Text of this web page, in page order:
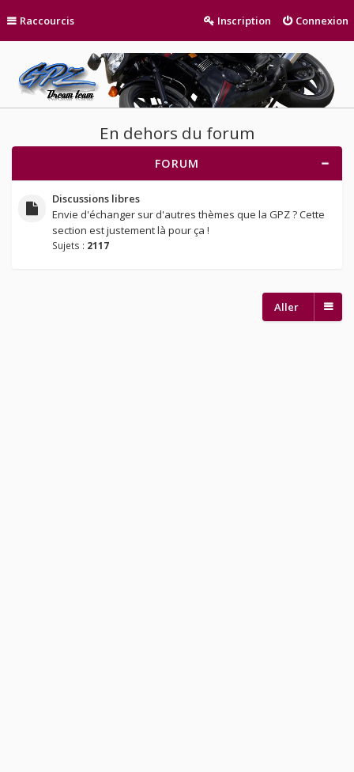
Raccourcis Connexion
Inscription
En dehors du forum
FORUM
Discussions libres
Envie d'échanger sur d'autres thèmes que la GPZ ? Cette
section est justement là pour ça !
Sujets : 2117
Aller